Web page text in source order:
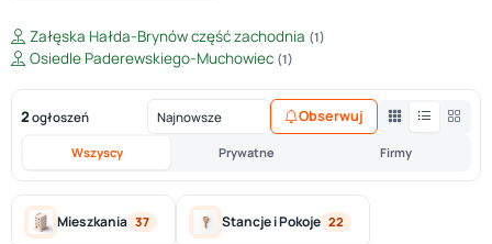
Załęska Hałda-Brynów część zachodnia (1)
Osiedle Paderewskiego-Muchowiec (1)
2ogłoszeń
Wszyscy Prywatne Firmy
Obserwuj
Mieszkania 37 Stancje i Pokoje 22